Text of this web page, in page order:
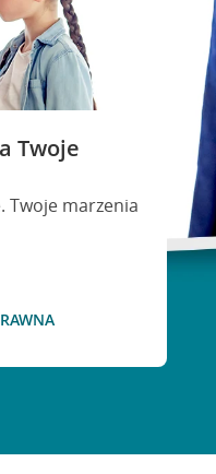
Twoje
Twoje marzenia